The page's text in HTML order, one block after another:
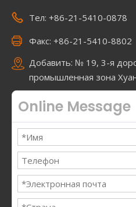
Тел: +86-21-5410-0878
Факс: +86-21-5410-8802
Добавить: № 19, 3-я
промышленная зона
Online Message